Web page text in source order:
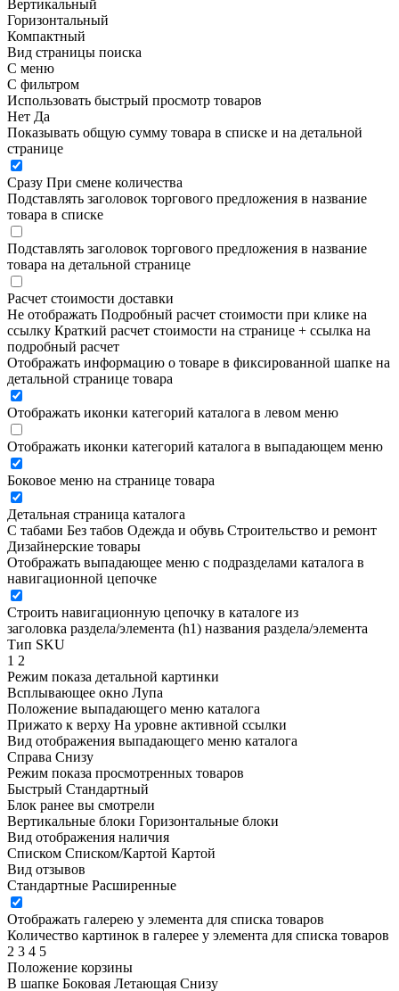
Вертикальный
Горизонтальный
Компактный
Вид страницы поиска
С меню
С фильтром
Использовать быстрый просмотр товаров
Нет Да
Показывать общую сумму товара в списке и на детальной
странице
Сразу При смене количества
Подставлять заголовок торгового предложения в название
товара в списке
Подставлять заголовок торгового предложения в название
товара на детальной странице
Расчет стоимости доставки
Не отображать Подробный расчет стоимости при клике на
ссылку Краткий расчет стоимости на странице + ссылка на
подробный расчет
Отображать информацию о товаре в фиксированной шапке на
детальной странице товара
Отображать иконки категорий каталога в левом меню
Отображать иконки категорий каталога в выпадающем меню
Боковое меню на странице товара
Детальная страница каталога
С табами Без табов Одежда и обувь Строительство и ремонт
Дизайнерские товары
Отображать выпадающее меню с подразделами каталога в
навигационной цепочке
Строить навигационную цепочку в каталоге из
заголовка раздела/элемента (h1) названия раздела/элемента
Тип SKU
1 2
Режим показа детальной картинки
Всплывающее окно Лупа
Положение выпадающего меню каталога
Прижато к верху На уровне активной ссылки
Вид отображения выпадающего меню каталога
Справа Снизу
Режим показа просмотренных товаров
Быстрый Стандартный
Блок ранее вы смотрели
Вертикальные блоки Горизонтальные блоки
Вид отображения наличия
Списком Списком/Картой Картой
Вид отзывов
Стандартные Расширенные
Отображать галерею у элемента для списка товаров
Количество картинок в галерее у элемента для списка товаров
2 3 4 5
Положение корзины
В шапке Боковая Летающая Снизу